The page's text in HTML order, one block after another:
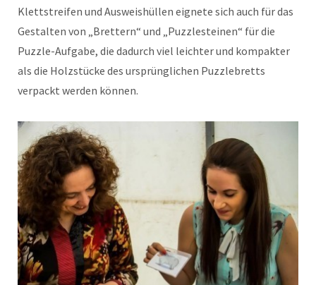
Klettstreifen und Ausweishüllen eignete sich auch für das
Gestalten von „Brettern“ und „Puzzlesteinen“ für die
Puzzle-Aufgabe, die dadurch viel leichter und kompakter
als die Holzstücke des ursprünglichen Puzzlebretts
verpackt werden können.